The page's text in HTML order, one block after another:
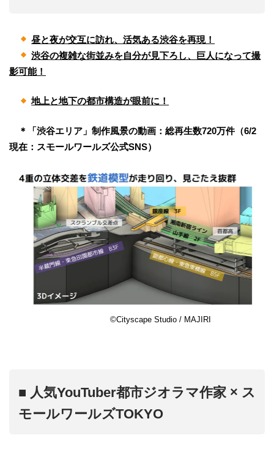
昼と夜が交互に訪れ、活気ある渋谷を再現！
渋谷の複雑な街並みを自分が見下ろし、巨人になって撮
影可能！
地上と地下の都市構造が眼前に！
＊「渋谷エリア」制作風景の動画：総再生数720万件（6/2
現在：スモールワールズ公式SNS）
©️Cityscape Studio / MAJIRI
■ 人気YouTuber都市ジオラマ作家 × ス
モールワールズTOKYO